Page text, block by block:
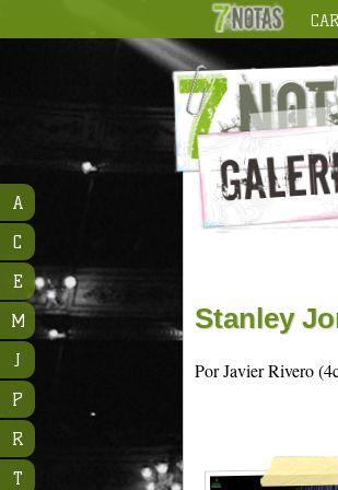
Stanley
Por Javier Rivero
A
C
E
M
J
P
R
T